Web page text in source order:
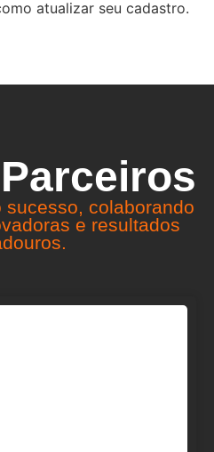
atualizar seu cadastro.
sucesso, colaborando
e resultados